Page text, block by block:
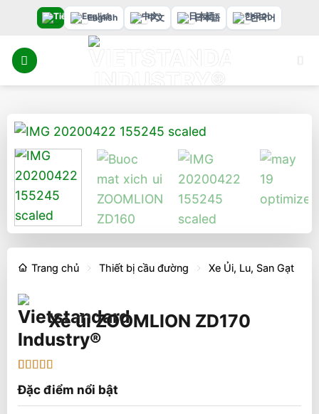
nội
dung
English 中文 日本語 한국어
Trang chủ Thiết bị cầu đường Xe Ủi, Lu, San Gạt
Xe ủi ZOOMLION ZD170
trên 5 dựa
trênđánh
giá
Đặc điểm nổi bật